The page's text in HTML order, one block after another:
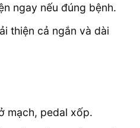
ngay nếu đúng bệnh.
thiện cả ngắn và dài
mạch, pedal xốp.